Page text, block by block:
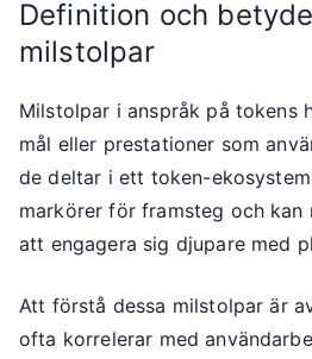
Definition och
milstolpar
Milstolpar i anspråk på tokens
mål eller prestationer som
de deltar i ett token-
markörer för framsteg och kan
att engagera sig djupare med
Att förstå dessa milstolpar är
ofta korrelerar med